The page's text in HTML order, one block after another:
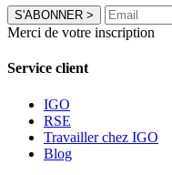
S'ABONNER >
Merci de votre inscription
Service client
IGO
RSE
Travailler chez IGO
Blog